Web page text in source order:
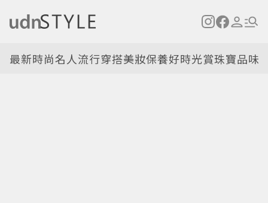
最新時尚名人流行穿搭美妝保養好時光賞珠寶品味